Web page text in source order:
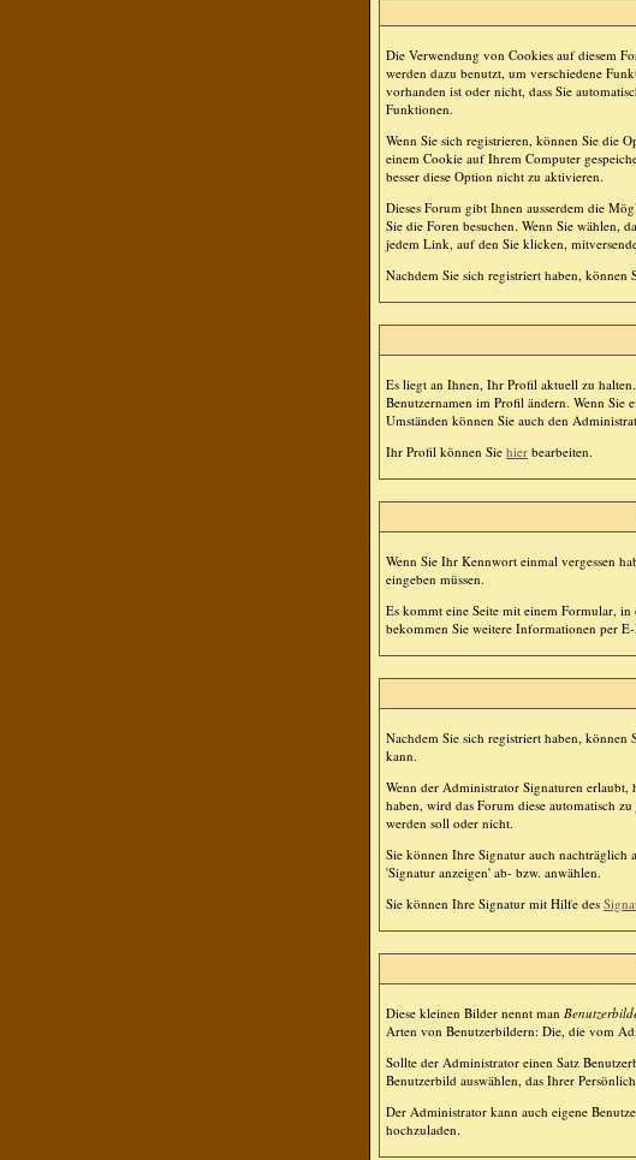
Die Verwendung von Cookies auf diesem
werden dazu benutzt, um verschiedene
vorhanden ist oder nicht, dass Sie
Funktionen.
Wenn Sie sich registrieren, können Sie die
einem Cookie auf Ihrem Computer
besser diese Option nicht zu aktivieren.
Dieses Forum gibt Ihnen ausserdem die
Sie die Foren besuchen. Wenn Sie wählen,
jedem Link, auf den Sie klicken,
Nachdem Sie sich registriert haben,
Es liegt an Ihnen, Ihr Profil aktuell zu
Benutzernamen im Profil ändern. Wenn Sie
Umständen können Sie auch den
Ihr Profil können Sie hier bearbeiten.
Wenn Sie Ihr Kennwort einmal vergessen
eingeben müssen.
Es kommt eine Seite mit einem Formular,
bekommen Sie weitere Informationen per
Nachdem Sie sich registriert haben, können
kann.
Wenn der Administrator Signaturen erlaubt,
haben, wird das Forum diese automatisch
werden soll oder nicht.
Sie können Ihre Signatur auch nachträglich
'Signatur anzeigen' ab- bzw. anwählen.
Sie können Ihre Signatur mit Hilfe des
Diese kleinen Bilder nennt man
Arten von Benutzerbildern: Die, die vom
Sollte der Administrator einen Satz
Benutzerbild auswählen, das Ihrer
Der Administrator kann auch eigene
hochzuladen.